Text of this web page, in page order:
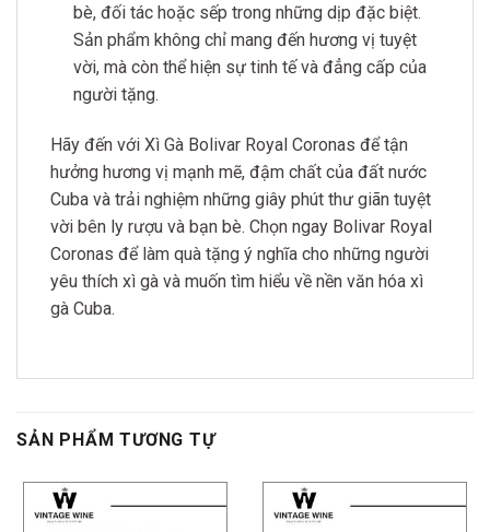
bè, đối tác hoặc sếp trong những dịp đặc biệt.
Sản phẩm không chỉ mang đến hương vị tuyệt
vời, mà còn thể hiện sự tinh tế và đẳng cấp của
người tặng.
Hãy đến với Xì Gà Bolivar Royal Coronas để tận
hưởng hương vị mạnh mẽ, đậm chất của đất nước
Cuba và trải nghiệm những giây phút thư giãn tuyệt
vời bên ly rượu và bạn bè. Chọn ngay Bolivar Royal
Coronas để làm quà tặng ý nghĩa cho những người
yêu thích xì gà và muốn tìm hiểu về nền văn hóa xì
gà Cuba.
SẢN PHẨM TƯƠNG TỰ